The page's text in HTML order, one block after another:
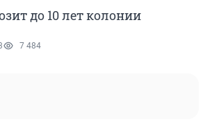
до 10 лет колонии
7 484